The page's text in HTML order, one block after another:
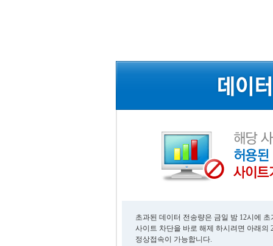
초과된 데이터 전송량은 금일 밤 12시에
사이트 차단을 바로 해제 하시려면 아래의
정상접속이 가능합니다.